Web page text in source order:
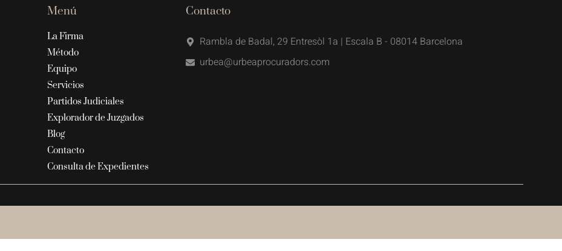
Menú
La Firma
Método
Equipo
Servicios
Partidos Judiciales
Explorador de Juzgados
Blog
Contacto
Consulta de Expedientes
Contacto
Rambla de Badal, 29 Entresòl 1a | Escala B - 08014 Barcelona
urbea@urbeaprocuradors.com